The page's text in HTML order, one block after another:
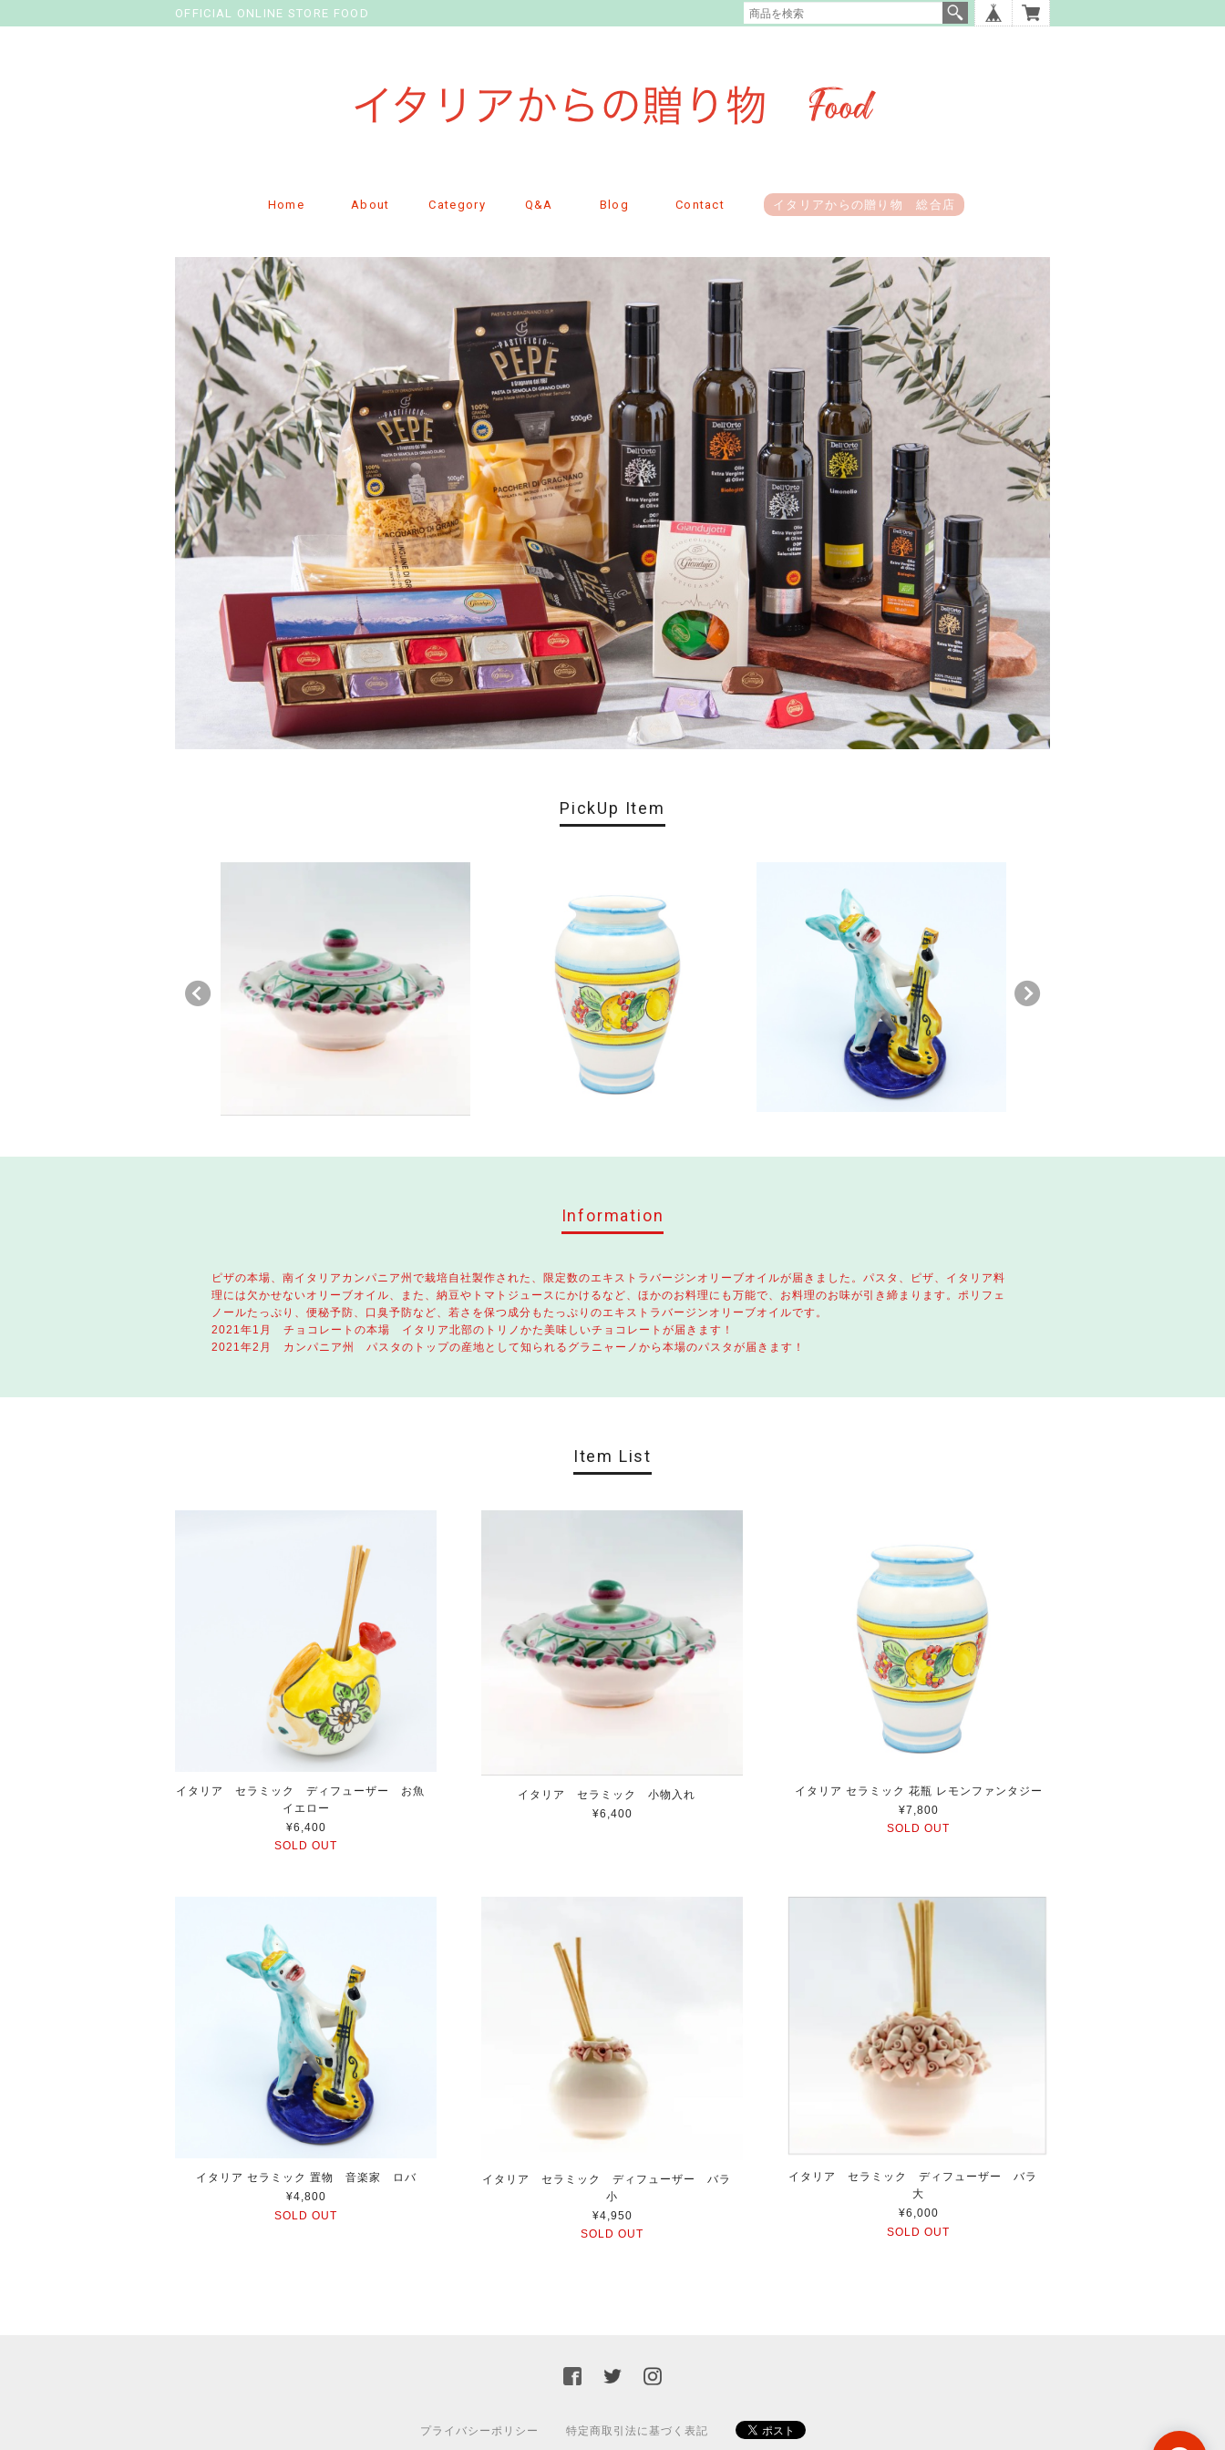
OFFICIAL ONLINE STORE FOOD
Home About Category Q&A Blog Contact イタリアからの贈り物 総合店
PickUp Item
Information
ピザの本場、南イタリアカンパニア州で栽培自社製作された、限定数のエキストラバージンオリーブオイルが届きました。パスタ、ピザ、イタリア料
理には欠かせないオリーブオイル、また、納豆やトマトジュースにかけるなど、ほかのお料理にも万能で、お料理のお味が引き締まります。ポリフェ
ノールたっぷり、便秘予防、口臭予防など、若さを保つ成分もたっぷりのエキストラバージンオリーブオイルです。
2021年1月 チョコレートの本場 イタリア北部のトリノかた美味しいチョコレートが届きます！
2021年2月 カンパニア州 パスタのトップの産地として知られるグラニャーノから本場のパスタが届きます！
Item List
イタリア セラミック ディフューザー お魚
イエロー
¥6,400
SOLD OUT
イタリア セラミック 小物入れ
¥6,400
イタリア セラミック 花瓶 レモンファンタジー
¥7,800
SOLD OUT
イタリア セラミック 置物 音楽家 ロバ
¥4,800
SOLD OUT
イタリア セラミック ディフューザー バラ
小
¥4,950
SOLD OUT
イタリア セラミック ディフューザー バラ
大
¥6,000
SOLD OUT
プライバシーポリシー 特定商取引法に基づく表記